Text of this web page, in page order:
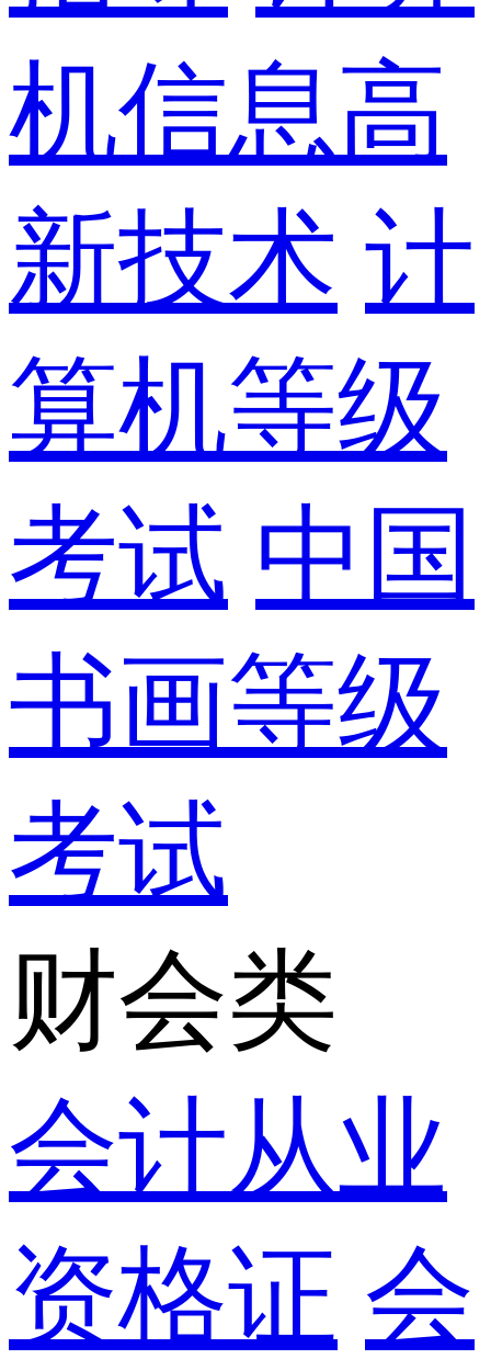
机信息高
新技术 计
算机等级
考试 中国
书画等级
考试
财会类
会计从业
资格证 会